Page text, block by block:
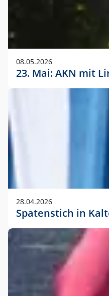
08.05.2026
23. Mai: AKN mit
28.04.2026
Spatenstich in